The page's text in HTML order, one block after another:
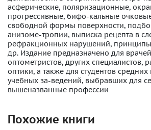
асферические, поляризационные,
прогрессивные, бифо-кальные
свободной формы поверхности,
анизоме-тропии, выписка рецепта в
рефракционных нарушений,
др. Издание предназначено для
оптометристов, других специалистов,
оптики, а также для студентов
учебных за-ведений, выбравших для
вышеназванные профессии
Похожие книги